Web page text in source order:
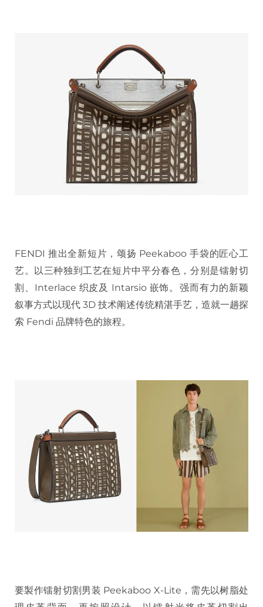
FENDI 推出全新短片，颂扬 Peekaboo 手袋的匠心工
艺。以三种独到工艺在短片中平分春色，分别是镭射切
割、Interlace 织皮及 Intarsio 嵌饰。​强而有力的新颖
叙事方式以现代 3D 技术阐述传统精湛手艺，造就一趟探
索 Fendi 品牌特色的旅程。
要製作镭射切割男装 Peekaboo X-Lite，需先以树脂处